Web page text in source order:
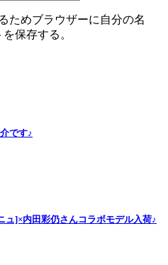
ためブラウザーに自分の名
保存する。
です♪
ュ]×内田彩仍さんコラボモデル入荷♪